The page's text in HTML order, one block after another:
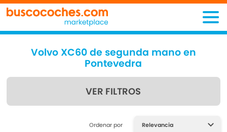
Volvo XC60 de segunda mano en
Pontevedra
VER FILTROS
Encuentra lo que estás
Ordenar por